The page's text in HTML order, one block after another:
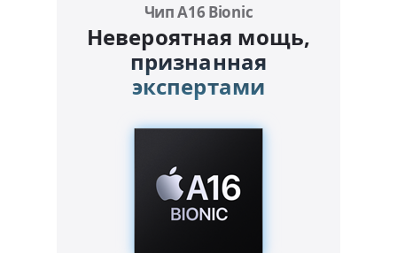
Чип A16 Bionic
Невероятная мощь,
признанная
экспертами